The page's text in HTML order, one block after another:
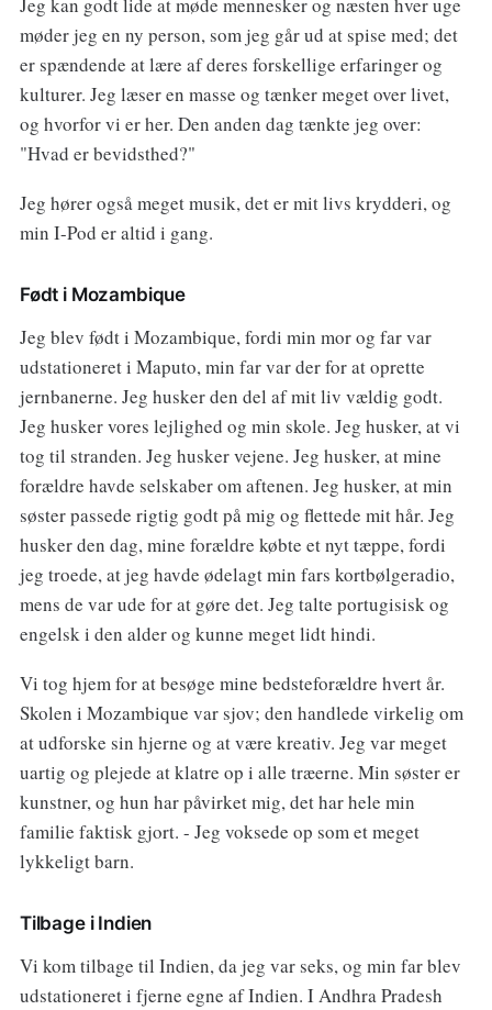
møder jeg en ny person, som jeg går ud at spise med; det
er spændende at lære af deres forskellige erfaringer og
kulturer. Jeg læser en masse og tænker meget over livet,
og hvorfor vi er her. Den anden dag tænkte jeg over:
"Hvad er bevidsthed?"
Jeg hører også meget musik, det er mit livs krydderi, og
min I-Pod er altid i gang.
Født i Mozambique
Jeg blev født i Mozambique, fordi min mor og far var
udstationeret i Maputo, min far var der for at oprette
jernbanerne. Jeg husker den del af mit liv vældig godt.
Jeg husker vores lejlighed og min skole. Jeg husker, at vi
tog til stranden. Jeg husker vejene. Jeg husker, at mine
forældre havde selskaber om aftenen. Jeg husker, at min
søster passede rigtig godt på mig og flettede mit hår. Jeg
husker den dag, mine forældre købte et nyt tæppe, fordi
jeg troede, at jeg havde ødelagt min fars kortbølgeradio,
mens de var ude for at gøre det. Jeg talte portugisisk og
engelsk i den alder og kunne meget lidt hindi.
Vi tog hjem for at besøge mine bedsteforældre hvert år.
Skolen i Mozambique var sjov; den handlede virkelig om
at udforske sin hjerne og at være kreativ. Jeg var meget
uartig og plejede at klatre op i alle træerne. Min søster er
kunstner, og hun har påvirket mig, det har hele min
familie faktisk gjort. - Jeg voksede op som et meget
lykkeligt barn.
Tilbage i Indien
Vi kom tilbage til Indien, da jeg var seks, og min far blev
udstationeret i fjerne egne af Indien. I Andhra Pradesh